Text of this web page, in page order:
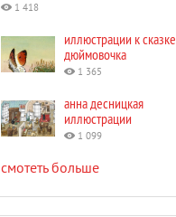
1 418
иллюстрации к сказке
дюймовочка
1 365
анна десницкая
иллюстрации
1 099
смотеть больше